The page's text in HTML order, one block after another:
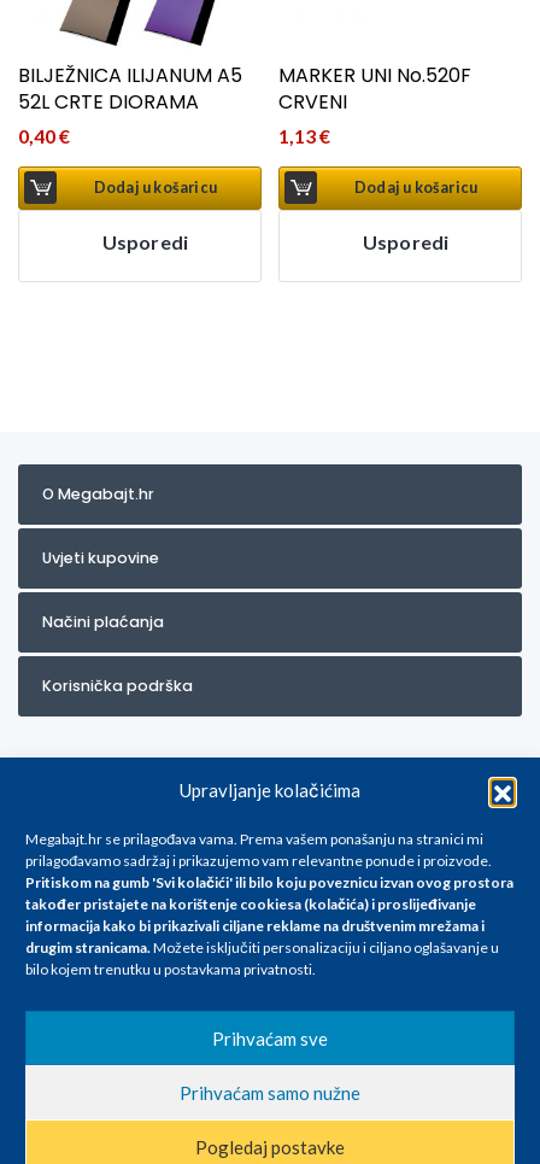
Upravljanje kolačićima
Megabajt.hr se prilagođava vama. Prema vašem ponašanju na stranici mi
prilagođavamo sadržaj i prikazujemo vam relevantne ponude i proizvode.
Pritiskom na gumb 'Svi kolačići' ili bilo koju poveznicu izvan ovog prostora
također pristajete na korištenje cookiesa (kolačića) i proslijeđivanje
informacija kako bi prikazivali ciljane reklame na društvenim mrežama i
drugim stranicama.Možete isključiti personalizaciju i ciljano oglašavanje u
bilo kojem trenutku u postavkama privatnosti.
Prihvaćam sve
Prihvaćam samo nužne
Pogledaj postavke
BILJEŽNICA ILIJANUM A5
52L CRTE DIORAMA
0,40€
Dodaj u košaricu
Usporedi
MARKER UNI No.520F
CRVENI
1,13€
Dodaj u košaricu
Usporedi
O Megabajt.hr
Uvjeti kupovine
Načini plaćanja
Korisnička podrška
Za artikle kojih trenutno nema u ponudi obratite nam se na
info@megabajt.hr. Sve cijene su informativnog karaktera i podložne su
promjenama, a
iskazane su za avansno plaćanje(gotovina) u Eurima i uključuju PDV. Sve
se razlikovati od cijena u našim poslovnicama. Trudimo se dati što bolji
i točniji opis i sliku. Unatoč tome, ne možemo garantirati da su svi
nastale u opisu proizvoda, greške prilikom štampanja te promjene
cijena.